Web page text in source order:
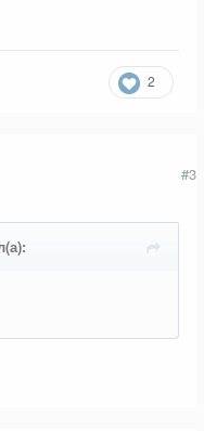
2
#3